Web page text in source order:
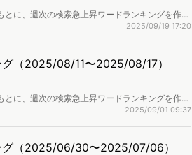
に、週次の検索急上昇ワードランキングを作成
2025/09/19 17:20
（2025/08/11〜2025/08/17）
に、週次の検索急上昇ワードランキングを作成
2025/09/01 09:37
グ（2025/06/30〜2025/07/06）